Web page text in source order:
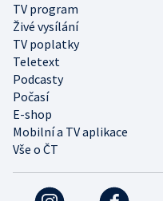
TV program
Živé vysílání
TV poplatky
Teletext
Podcasty
Počasí
E-shop
Mobilní a TV aplikace
Vše o ČT